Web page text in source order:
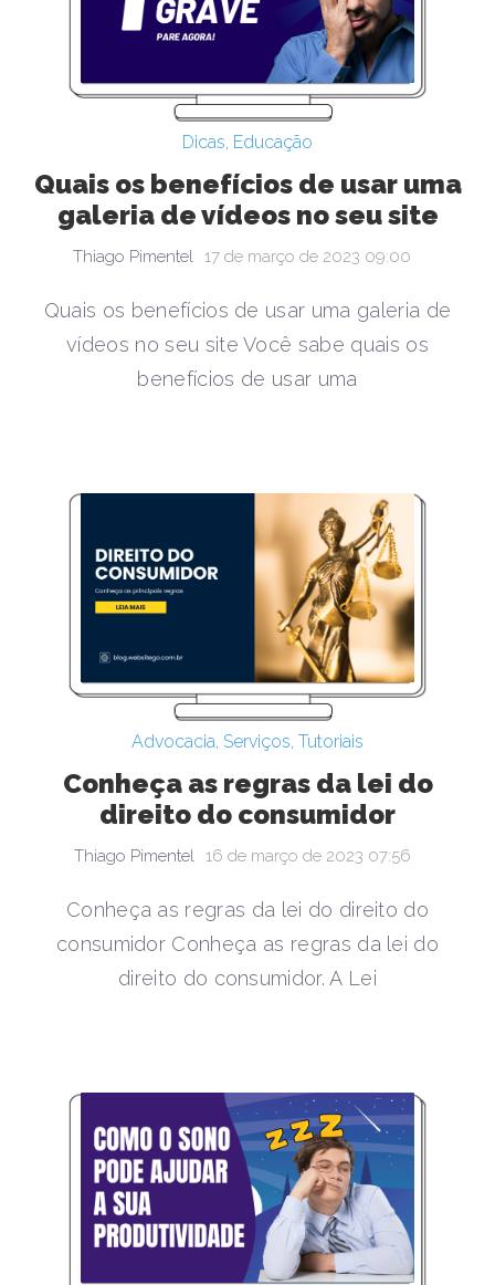
Dicas, Educação
Quais os benefícios de usar uma
galeria de vídeos no seu site
Thiago Pimentel 17 de março de 2023 09:00
Quais os benefícios de usar uma galeria de
vídeos no seu site Você sabe quais os
benefícios de usar uma
Advocacia, Serviços, Tutoriais
Conheça as regras da lei do
direito do consumidor
Thiago Pimentel 16 de março de 2023 07:56
Conheça as regras da lei do direito do
consumidor Conheça as regras da lei do
direito do consumidor. A Lei